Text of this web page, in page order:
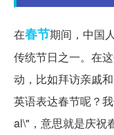
在春节期间，中国
传统节日之一。在
动，比如拜访亲戚
英语表达春节呢？
al\"，意思就是庆祝